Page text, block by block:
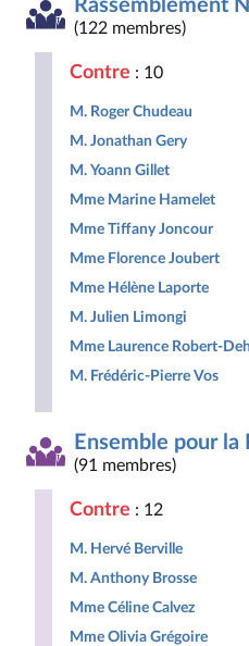
Nouveau
Front
Rassemblement
(122 membres)
Contre : 10
M. Roger Chudeau
M. Jonathan Gery
M. Yoann Gillet
Mme Marine Hamelet
Mme Tiffany Joncour
Mme Florence Joubert
Mme Hélène Laporte
M. Julien Limongi
Mme Laurence Robert-
M. Frédéric-Pierre Vos
Ensemble pour la
(91 membres)
Contre : 12
M. Hervé Berville
M. Anthony Brosse
Mme Céline Calvez
Mme Olivia Grégoire